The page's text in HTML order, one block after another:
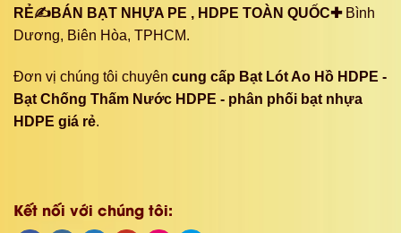
RẺ✍BÁN BẠT NHỰA PE , HDPE TOÀN QUỐC✚Bình
Dương, Biên Hòa, TPHCM.
Đơn vị chúng tôi chuyên cung cấp Bạt Lót Ao Hồ HDPE -
Bạt Chống Thấm Nước HDPE - phân phối bạt nhựa
HDPE giá rẻ.
Kết nối với chúng tôi: